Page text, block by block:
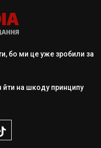
бо ми це уже зробили за
йти на шкоду принципу